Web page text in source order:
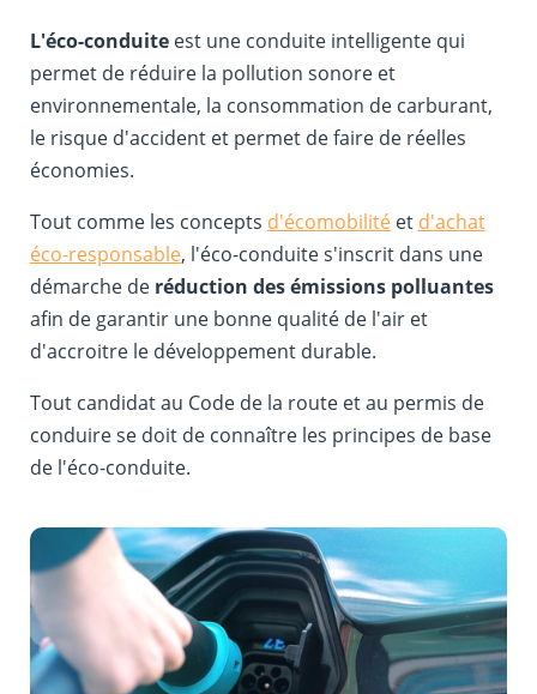
L'éco-conduiteest une conduite intelligente qui
permet de réduire la pollution sonore et
environnementale, la consommation de carburant,
le risque d'accident et permet de faire de réelles
économies.
Tout comme les concepts d'écomobilitéet d'achat
éco-responsable, l'éco-conduite s'inscrit dans une
démarche de réduction des émissions polluantes
afin de garantir une bonne qualité de l'air et
d'accroitre le développement durable.
Tout candidat au Code de la route et au permis de
conduire se doit de connaître les principes de base
de l'éco-conduite.